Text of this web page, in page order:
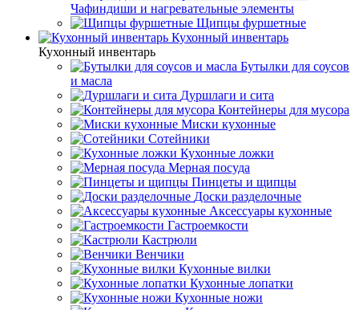
Чафиндиши и нагревательные элементы
Щипцы фуршетные
Кухонный инвентарь
Кухонный инвентарь
Бутылки для соусов
и масла
Дуршлаги и сита
Контейнеры для мусора
Миски кухонные
Сотейники
Кухонные ложки
Мерная посуда
Пинцеты и щипцы
Доски разделочные
Аксессуары кухонные
Гастроемкости
Кастрюли
Венчики
Кухонные вилки
Кухонные лопатки
Кухонные ножи